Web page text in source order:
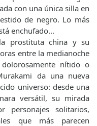
con una única silla en
de negro. Lo más
enchufado...
prostituta china y su
entre la medianoche
nítido o
da una nueva
universo: desde una
versátil, su mirada
personajes solitarios,
que más parecen